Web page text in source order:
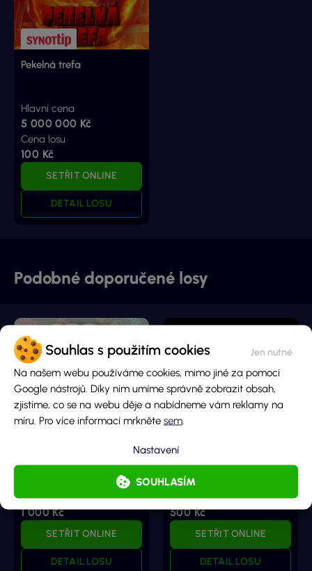
Souhlas s použitím cookies
Na našem webu používáme cookies, mimo jiné za pomoci
Google nástrojů. Díky nim umíme správně zobrazit obsah,
zjistíme, co se na webu děje a nabídneme vám reklamy na
míru. Pro více informací mrkněte sem
SOUHLASÍM
Nastavení
Pekelná trefa
Hlavní cena
5 000 000 Kč
Cena losu
100 Kč
SETŘIT ONLINE
DETAIL LOSU
Podobné doporučené losy
100x více
Hlavní cena
Cena losu
1 000 Kč
SETŘIT ONLINE
DETAIL LOSU
50x Více
Hlavní cena
20 000 000 Kč
Cena losu
500 Kč
SETŘIT ONLINE
DETAIL LOSU